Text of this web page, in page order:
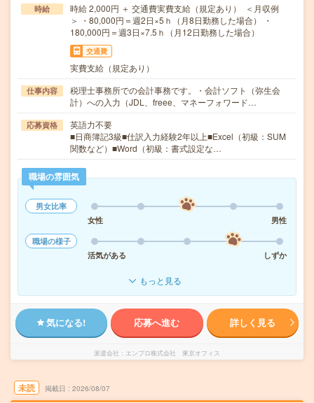
時給
時給 2,000円 ＋ 交通費実費支給（規定あり） ＜月収例
＞ ・80,000円＝週2日×5ｈ（月8日勤務した場合） ・
180,000円＝週3日×7.5ｈ（月12日勤務した場合）
交通費
実費支給（規定あり）
仕事内容
税理士事務所での会計事務です。・会計ソフト（弥生会
計）への入力（JDL、freee、マネーフォワード…
応募資格
英語力不要
■日商簿記3級■仕訳入力経験2年以上■Excel（初級：SUM
関数など）■Word（初級：書式設定な…
職場の雰囲気
男女比率
女性
男性
職場の様子
活気がある
しずか
もっと見る
気になる! 応募へ進む 詳しく見る
派遣会社 エンプロ株式会社 東京オフィス
未読 掲載日 2026/08/07